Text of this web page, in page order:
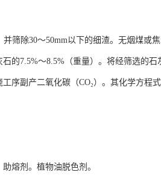
筛除30～50mm以下的细渣。无烟煤或
的7.5%～8.5%（重量）。将经筛选的
序副产二氧化碳（CO₂）。其化学方程式
熔剂。植物油脱色剂。